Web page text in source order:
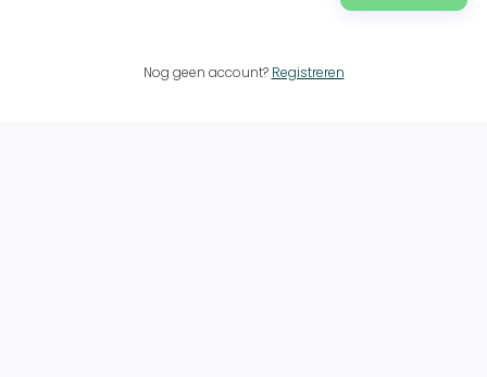
Nog geen account? Registreren